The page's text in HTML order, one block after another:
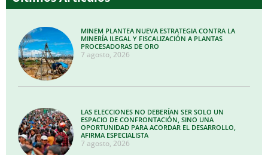
MINEM PLANTEA NUEVA ESTRATEGIA CONTRA LA
MINERÍA ILEGAL Y FISCALIZACIÓN A PLANTAS
PROCESADORAS DE ORO
7 agosto, 2026
LAS ELECCIONES NO DEBERÍAN SER SOLO UN
ESPACIO DE CONFRONTACIÓN, SINO UNA
OPORTUNIDAD PARA ACORDAR EL DESARROLLO,
AFIRMA ESPECIALISTA
7 agosto, 2026